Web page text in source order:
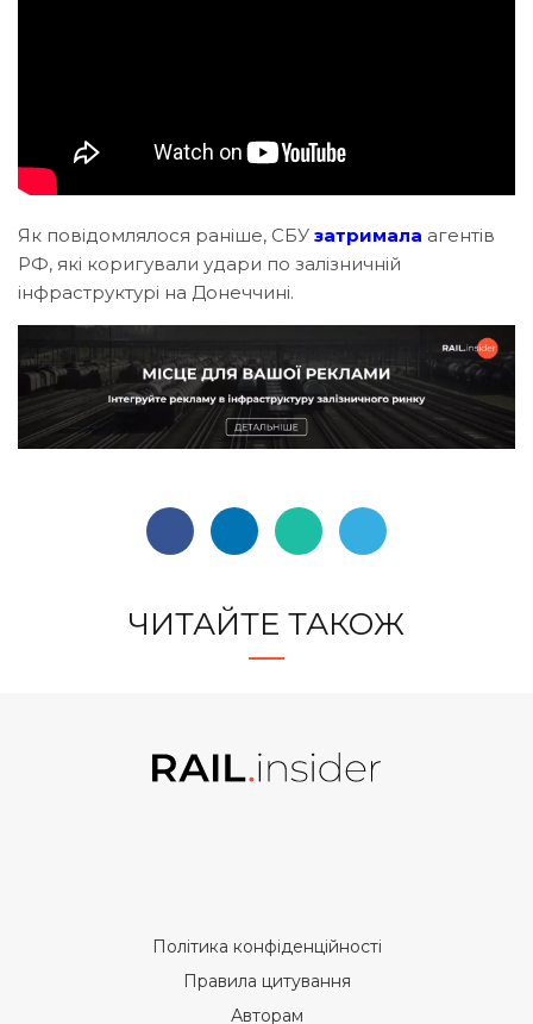
Як повідомлялося раніше, СБУ затримала агентів
РФ, які коригували удари по залізничній
інфраструктурі на Донеччині.
ЧИТАЙТЕ ТАКОЖ
Політика конфіденційності
Правила цитування
Авторам